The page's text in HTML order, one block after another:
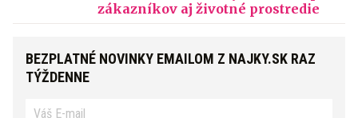
zákazníkov aj životné prostredie
BEZPLATNÉ NOVINKY EMAILOM Z NAJKY.SK RAZ
TÝŽDENNE